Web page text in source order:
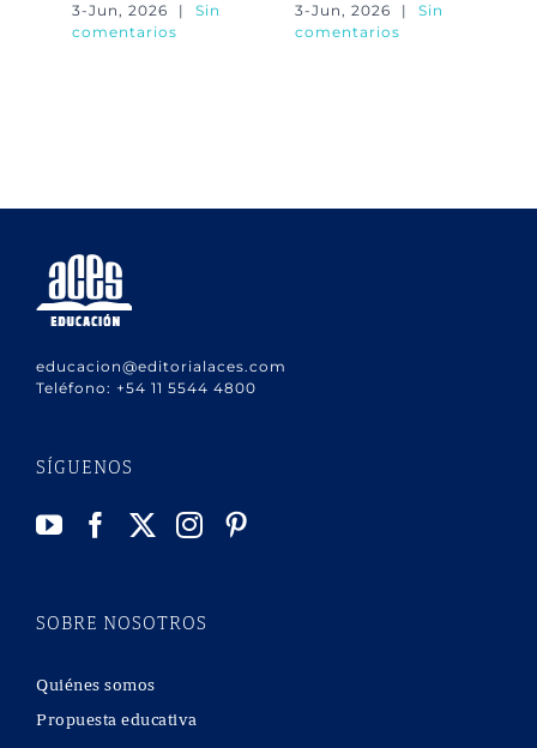
3-Jun, 2026 |
Sin
comentarios
3-Jun, 2026 |
Sin
comentarios
educacion@editorialaces.com
Teléfono: +54 11 5544 4800
SÍGUENOS
SOBRE NOSOTROS
Quiénes somos
Propuesta educativa